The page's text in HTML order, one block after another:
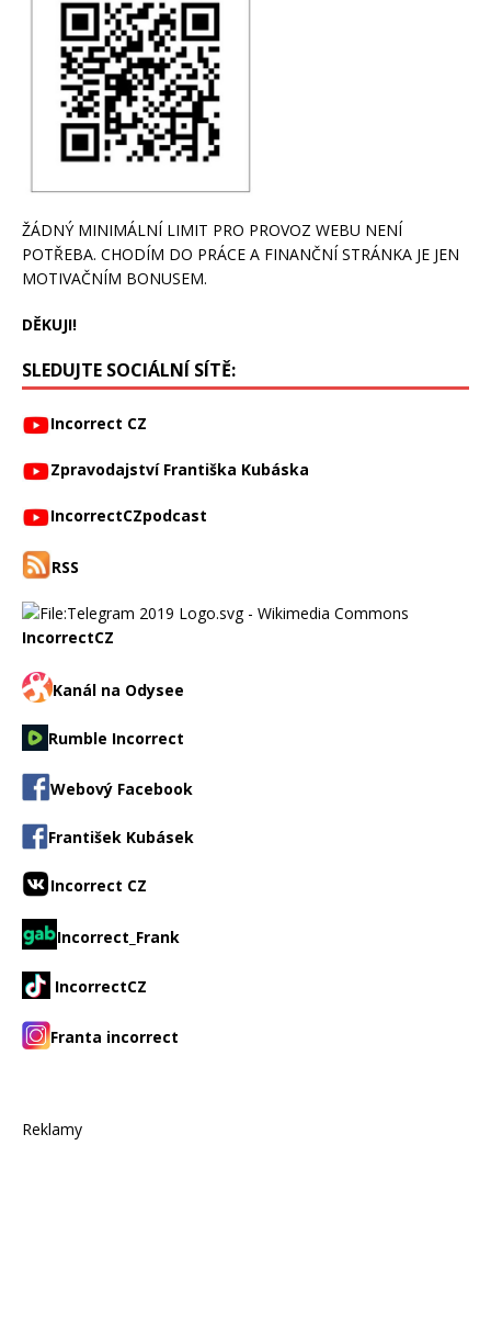
ŽÁDNÝ MINIMÁLNÍ LIMIT PRO PROVOZ WEBU NENÍ
POTŘEBA. CHODÍM DO PRÁCE A FINANČNÍ STRÁNKA JE JEN
MOTIVAČNÍM BONUSEM.
DĚKUJI!
SLEDUJTE SOCIÁLNÍ SÍTĚ:
Incorrect CZ
Zpravodajství Františka Kubáska
IncorrectCZpodcast
RSS
IncorrectCZ
Kanál na Odysee
Rumble Incorrect
Webový Facebook
František Kubásek
Incorrect CZ
Incorrect_Frank
IncorrectCZ
Franta incorrect
Reklamy